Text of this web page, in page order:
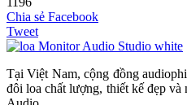
Chia sẻ Facebook
Tweet
Tại Việt Nam, cộng đồng
đôi loa chất lượng, thiết kế đẹp